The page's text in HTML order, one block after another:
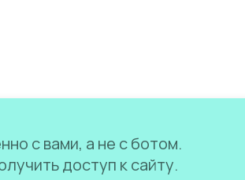
с вами, а не с ботом.
доступ к сайту.